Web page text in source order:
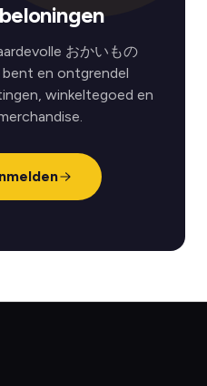
おかいもの
en ontgrendel
winkeltegoed en